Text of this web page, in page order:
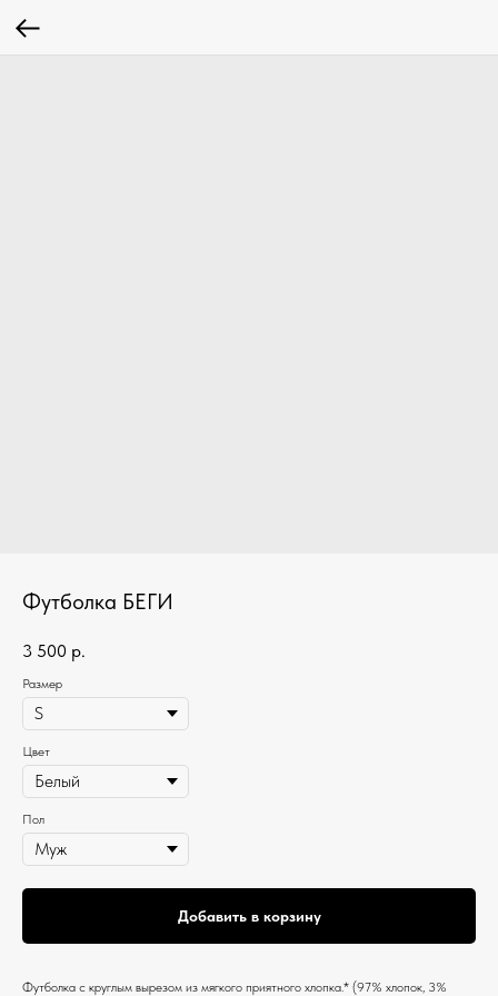
Футболка БЕГИ
3 500 р.
Размер
Цвет
Пол
Добавить в корзину
Футболка c круглым вырезом из мягкого приятного хлопка.* (97% хлопок, 3%